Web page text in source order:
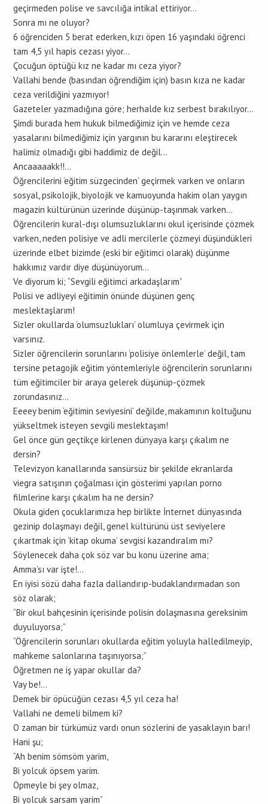
geçirmeden polise ve savcılığa intikal ettiriyor…
Sonra mı ne oluyor?
6 öğrenciden 5 berat ederken, kızı öpen 16 yaşındaki öğrenci
tam 4,5 yıl hapis cezası yiyor…
Çocuğun öptüğü kız ne kadar mı ceza yiyor?
Vallahi bende (basından öğrendiğim için) basın kıza ne kadar
ceza verildiğini yazmıyor!
Gazeteler yazmadığına göre; herhalde kız serbest bırakılıyor…
Şimdi burada hem hukuk bilmediğimiz için ve hemde ceza
yasalarını bilmediğimiz için yargının bu kararını eleştirecek
halimiz olmadığı gibi haddimiz de değil…
Ancaaaaakk!!…
Öğrencilerini ‘eğitim süzgecinden’ geçirmek varken ve onların
sosyal, psikolojik, biyolojik ve kamuoyunda hakim olan yaygın
magazin kültürünün üzerinde düşünüp-taşınmak varken…
Öğrencilerin kural-dışı olumsuzluklarını okul içerisinde çözmek
varken, neden polisiye ve adli mercilerle çözmeyi düşündükleri
üzerinde elbet bizimde (eski bir eğitimci olarak) düşünme
hakkımız vardır diye düşünüyorum…
Ve diyorum ki; “Sevgili eğitimci arkadaşlarım”
Polisi ve adliyeyi eğitimin önünde düşünen genç
meslektaşlarım!
Sizler okullarda ‘olumsuzlukları’ olumluya çevirmek için
varsınız.
Sizler öğrencilerin sorunlarını ‘polisiye önlemlerle’ değil, tam
tersine petagojik eğitim yöntemleriyle öğrencilerin sorunlarını
tüm eğitimciler bir araya gelerek düşünüp-çözmek
zorundasınız…
Eeeey benim ‘eğitimin seviyesini’ değilde, makamının koltuğunu
yükseltmek isteyen sevgili meslektaşım!
Gel önce gün geçtikçe kirlenen dünyaya karşı çıkalım ne
dersin?
Televizyon kanallarında sansürsüz bir şekilde ekranlarda
viegra satışının çoğalması için gösterimi yapılan porno
filmlerine karşı çıkalım ha ne dersin?
Okula giden çocuklarımıza hep birlikte İnternet dünyasında
gezinip dolaşmayı değil, genel kültürünü üst seviyelere
çıkartmak için ‘kitap okuma’ sevgisi kazandıralım mı?
Söylenecek daha çok söz var bu konu üzerine ama;
Amma’sı var işte!…
En iyisi sözü daha fazla dallandırıp-budaklandırmadan son
söz olarak;
“Bir okul bahçesinin içerisinde polisin dolaşmasına gereksinim
duyuluyorsa;”
“Öğrencilerin sorunları okullarda eğitim yoluyla halledilmeyip,
mahkeme salonlarına taşınıyorsa;”
Öğretmen ne iş yapar okullar da?
Vay be!…
Demek bir öpücüğün cezası 4,5 yıl ceza ha!
Vallahi ne demeli bilmem ki?
O zaman bir türkümüz vardı onun sözlerini de yasaklayın barı!
Hani şu;
“Ah benim sömsöm yarim,
Bi yolcuk öpsem yarim.
Öpmeyle bi şey olmaz,
Bi yolcuk sarsam yarim”